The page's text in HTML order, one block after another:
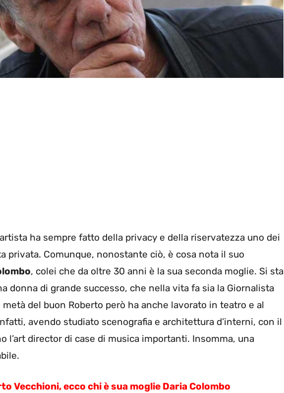
ha sempre fatto della privacy e della riservatezza uno dei
privata. Comunque, nonostante ciò, è cosa nota il suo
, colei che da oltre 30 anni è la sua seconda moglie. Si sta
donna di grande successo, che nella vita fa sia la Giornalista
del buon Roberto però ha anche lavorato in teatro e al
avendo studiato scenografia e architettura d’interni, con il
l’art director di case di musica importanti. Insomma, una
Vecchioni, ecco chi è sua moglie Daria Colombo